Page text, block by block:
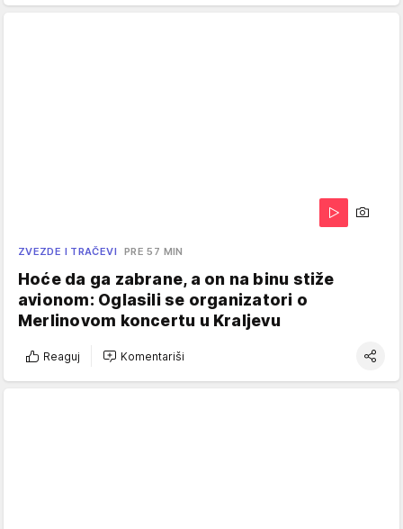
ZVEZDE I TRAČEVI PRE 57 MIN
Hoće da ga zabrane, a on na binu stiže
avionom: Oglasili se organizatori o
Merlinovom koncertu u Kraljevu
Reaguj Komentariši